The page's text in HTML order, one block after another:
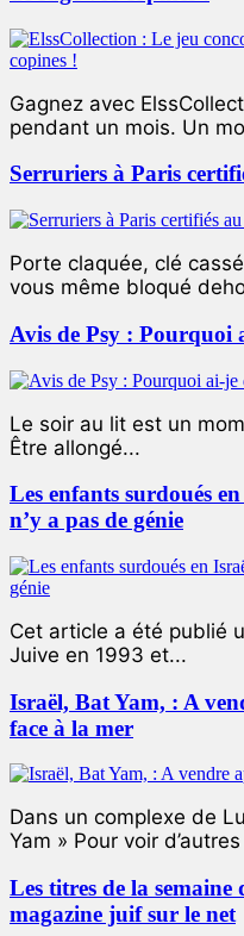
Gagnez avec
pendant un mois. Un
Serruriers à Paris
Porte claquée, clé
vous même bloqué
Avis de Psy : Pourquoi
Le soir au lit est un
Être allongé...
Les enfants surdoués
n’y a pas de génie
Cet article a été publié
Juive en 1993 et...
Israël, Bat Yam, : A
face à la mer
Dans un complexe de
Yam » Pour voir
Les titres de la
magazine juif sur le net